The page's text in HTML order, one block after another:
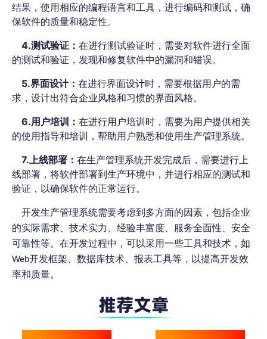
结果，使用相应的编程语言和工具，进行编码和测试，确
保软件的质量和稳定性。
4.测试验证： 在进行测试验证时，需要对软件进行全面
的测试和验证，发现和修复软件中的漏洞和错误。
5.界面设计： 在进行界面设计时，需要根据用户的需
求，设计出符合企业风格和习惯的界面风格。
6.用户培训： 在进行用户培训时，需要为用户提供相关
的使用指导和培训，帮助用户熟悉和使用生产管理系统。
7.上线部署： 在生产管理系统开发完成后，需要进行上
线部署，将软件部署到生产环境中，并进行相应的测试和
验证，以确保软件的正常运行。
开发生产管理系统需要考虑到多方面的因素，包括企业
的实际需求、技术实力、经验丰富度、服务全面性、安全
可靠性等。在开发过程中，可以采用一些工具和技术，如
Web开发框架、数据库技术、报表工具等，以提高开发效
率和质量。